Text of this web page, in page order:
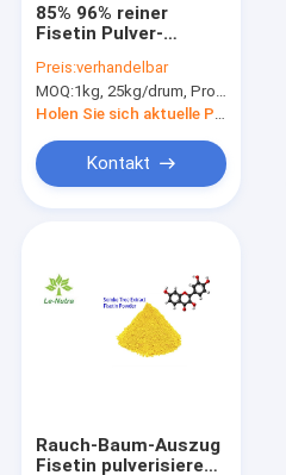
85% 96% reiner
Fisetin Pulver-
Baum-Auszug-
natürliche Ergänzung
Preis:verhandelbar
MOQ:1kg, 25kg/drum, Probe ist verfügbar
Kontakt
Rauch-Baum-Auszug
Fisetin pulverisieren